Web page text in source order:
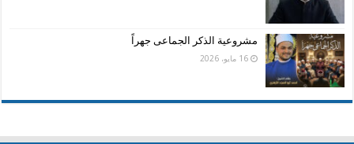
مشروعية الذكر الجماعى جهراً
16 مايو، 2026